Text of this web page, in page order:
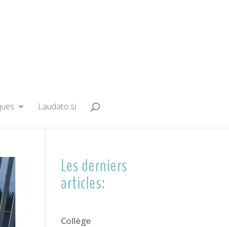
Laudato si
Les derniers
articles:
Collège